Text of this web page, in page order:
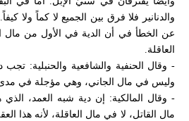
والدنانير فلا فرق بين الجميع لا كماً ولا
عن الخطأ في أن الدية في الأول من مال
العاقلة.
- وقال الحنفية والشافعية والحنبلية: تجب
وليس في مال الجاني، وهي مؤجلة في
- وقال المالكية: إن دية شبه العمد،
مال القاتل، لا في مال العاقلة، لأنه هذا